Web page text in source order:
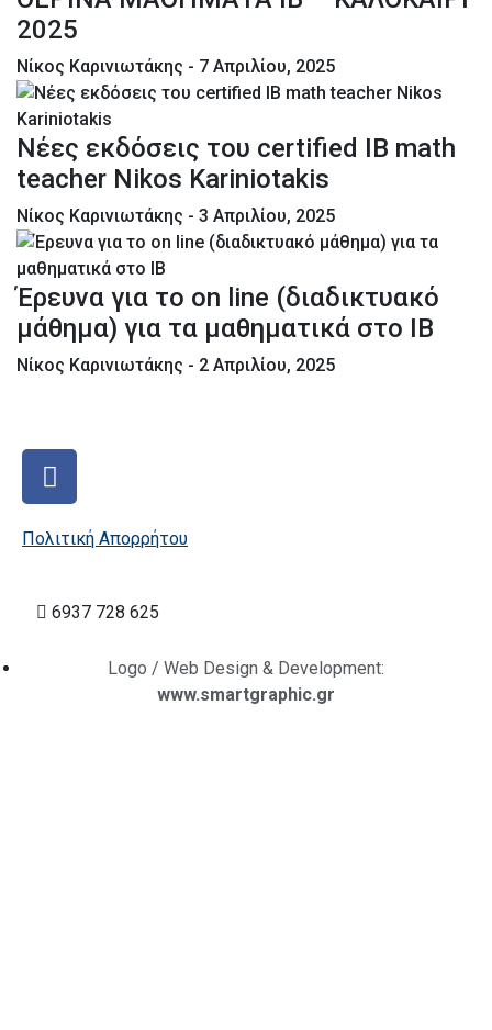
2025
Νίκος Καρινιωτάκης - 7 Απριλίου, 2025
Νέες εκδόσεις του certified IB math
teacher Nikos Kariniotakis
Νίκος Καρινιωτάκης - 3 Απριλίου, 2025
Έρευνα για το on line (διαδικτυακό
μάθημα) για τα μαθηματικά στο ΙΒ
Νίκος Καρινιωτάκης - 2 Απριλίου, 2025
Πολιτική Απορρήτου
6937 728 625
Logo / Web Design & Development:
www.smartgraphic.gr